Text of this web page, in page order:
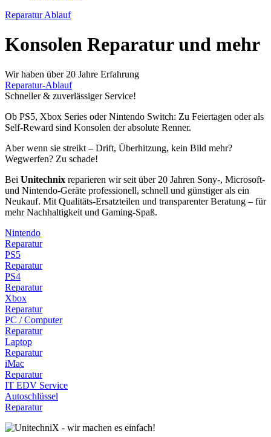
Reparatur Ablauf
Konsolen Reparatur und mehr
Wir haben über 20 Jahre Erfahrung
Reparatur-Ablauf
Schneller & zuverlässiger Service!
Ob PS5, Xbox Series oder Nintendo Switch: Zu Feiertagen oder als
Self-Reward sind Konsolen der absolute Renner.
Aber wenn sie streikt – Drift, Überhitzung, kein Bild mehr?
Wegwerfen? Zu schade!
Bei Unitechnix reparieren wir seit über 20 Jahren Sony-, Microsoft-
und Nintendo-Geräte professionell, schnell und günstiger als ein
Neukauf. Mit Qualitäts-Ersatzteilen und transparenter Beratung – für
mehr Nachhaltigkeit und Gaming-Spaß.
Nintendo
Reparatur
PS5
Reparatur
PS4
Reparatur
Xbox
Reparatur
PC / Computer
Reparatur
Laptop
Reparatur
iMac
Reparatur
IT EDV Service
Autoschlüssel
Reparatur